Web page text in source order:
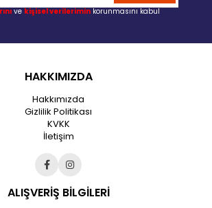
ve kişisel verilerimin korunmasını kabul
HAKKIMIZDA
Hakkımızda
Gizlilik Politikası
KVKK
İletişim
ALIŞVERİŞ BİLGİLERİ